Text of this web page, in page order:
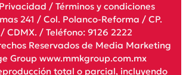
/ Términos y condiciones
241 / Col. Polanco-Reforma / CP.
CDMX. / Teléfono: 9126 2222
Reservados de Media Marketing
Group www.mmkgroup.com.mx
total o parcial, incluyendo